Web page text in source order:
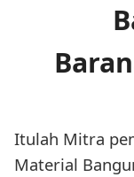
Itulah Mitra
Material